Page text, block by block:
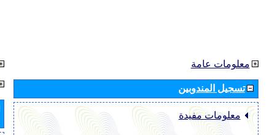
معلومات عامة
تسجيل المندوبين
معلومات مفيدة